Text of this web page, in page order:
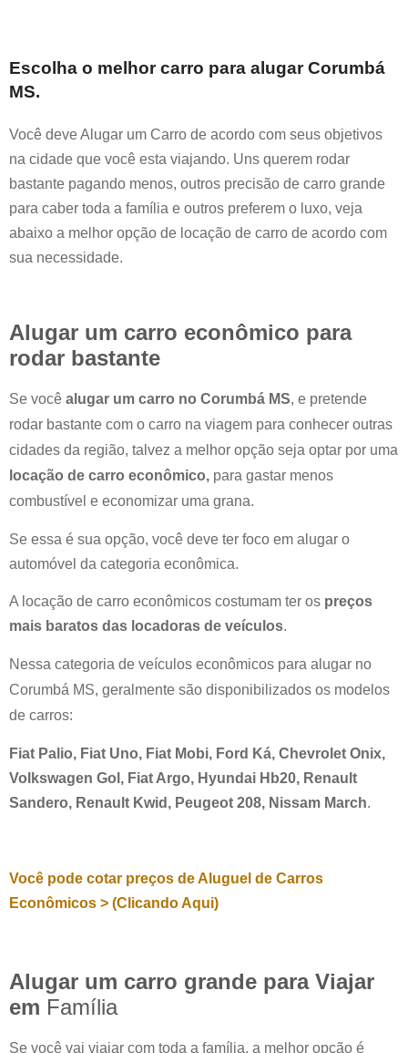
Escolha o melhor carro para alugarCorumbá
MS.
Você deve Alugar um Carro de acordo com seus objetivos
na cidade que você esta viajando. Uns querem rodar
bastante pagando menos, outros precisão de carro grande
para caber toda a família e outros preferem o luxo, veja
abaixo a melhor opção de locação de carro de acordo com
sua necessidade.
Alugar um carro econômico para
rodar bastante
Se você alugar um carro no Corumbá MS, e pretende
rodar bastante com o carro na viagem para conhecer outras
cidades da região, talvez a melhor opção seja optar por uma
locação de carro econômico, para gastar menos
combustível e economizar uma grana.
Se essa é sua opção, você deve ter foco em alugar o
automóvel da categoria econômica.
A locação de carro econômicos costumam ter os preços
mais baratos das locadoras de veículos.
Nessa categoria de veículos econômicos para alugar no
Corumbá MS, geralmente são disponibilizados os modelos
de carros:
Fiat Palio, Fiat Uno, Fiat Mobi, Ford Ká, Chevrolet Onix,
Volkswagen Gol, Fiat Argo, Hyundai Hb20, Renault
Sandero, Renault Kwid, Peugeot 208, Nissam March.
Você pode cotar preços de Aluguel de Carros
Econômicos > (Clicando Aqui)
Alugar um carro grande para Viajar
em Família
Se você vai viajar com toda a família, a melhor opção é